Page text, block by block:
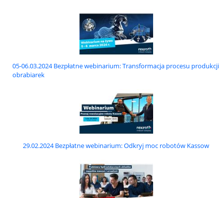
05-06.03.2024 Bezpłatne webinarium: Transformacja procesu produkcji
obrabiarek
29.02.2024 Bezpłatne webinarium: Odkryj moc robotów Kassow